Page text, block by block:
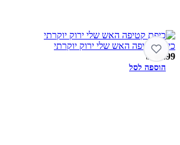
כיפה קטיפה האש שלי ירוק יוקרתי
64.99
₪
הוספה לסל